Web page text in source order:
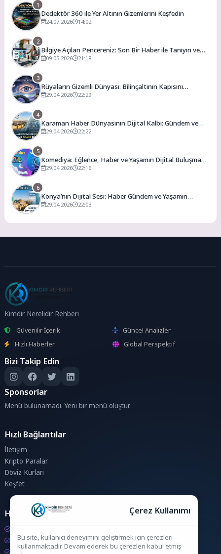
1
Dedektör 360 ile Yer Altının Gizemlerini Keşfedin
24.07.2026 14:02
2
Bilgiye Açılan Pencereniz: Son Bir Haber ile Tanıyın ve
Keşfedin
09.05.2026 21:18
3
Rüyaların Gizemli Dünyası: Bilinçaltının Kapısını
Aralamak
29.04.2026 22:29
4
Karaman Haber Dünyasının Dijital Kalbi: Gündem ve
Olay
29.04.2026 22:22
5
Komediya: Eğlence, Haber ve Yaşamın Dijital Buluşma
Noktası
29.04.2026 22:16
6
Konya’nın Dijital Sesi: Haber Gündem ve Yaşamın
Merkezi
29.04.2026 22:03
Kimdir Nerelidir Rehberi
Güvenilir İçerik
Güncel Analizler
Hızlı Haberler
Global Perspektif
Bizi Takip Edin
Sponsorlar
Menü bulunamadı. Yeni bir menü oluştur.
Hızlı Bağlantılar
İletişim
Kripto Paralar
Döviz Kurları
Keşfet
Hesaplamalar
Döviz Hesaplama
KDV Hesaplama
Çerez Kullanımı
Bu site, kullanıcı deneyimini geliştirmek için çerezleri
kullanmaktadır. Devam ederek bu çerezleri kabul etmiş